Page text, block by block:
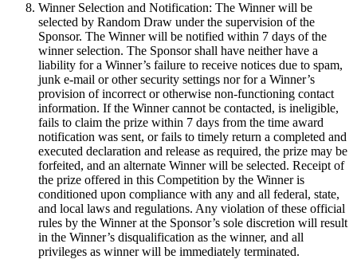
Winner Selection and Notification: The Winner will be
selected by Random Draw under the supervision of the
Sponsor. The Winner will be notified within 7 days of the
winner selection. The Sponsor shall have neither have a
liability for a Winner’s failure to receive notices due to spam,
junk e-mail or other security settings nor for a Winner’s
provision of incorrect or otherwise non-functioning contact
information. If the Winner cannot be contacted, is ineligible,
fails to claim the prize within 7 days from the time award
notification was sent, or fails to timely return a completed and
executed declaration and release as required, the prize may be
forfeited, and an alternate Winner will be selected. Receipt of
the prize offered in this Competition by the Winner is
conditioned upon compliance with any and all federal, state,
and local laws and regulations. Any violation of these official
rules by the Winner at the Sponsor’s sole discretion will result
in the Winner’s disqualification as the winner, and all
privileges as winner will be immediately terminated.